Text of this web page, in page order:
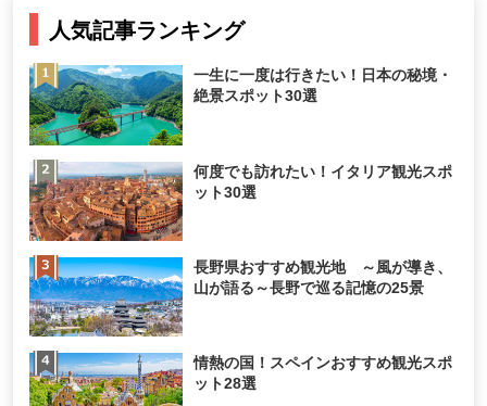
人気記事ランキング
一生に一度は行きたい！日本の秘境・
絶景スポット30選
何度でも訪れたい！イタリア観光スポ
ット30選
長野県おすすめ観光地 ～風が導き、
山が語る～長野で巡る記憶の25景
情熱の国！スペインおすすめ観光スポ
ット28選